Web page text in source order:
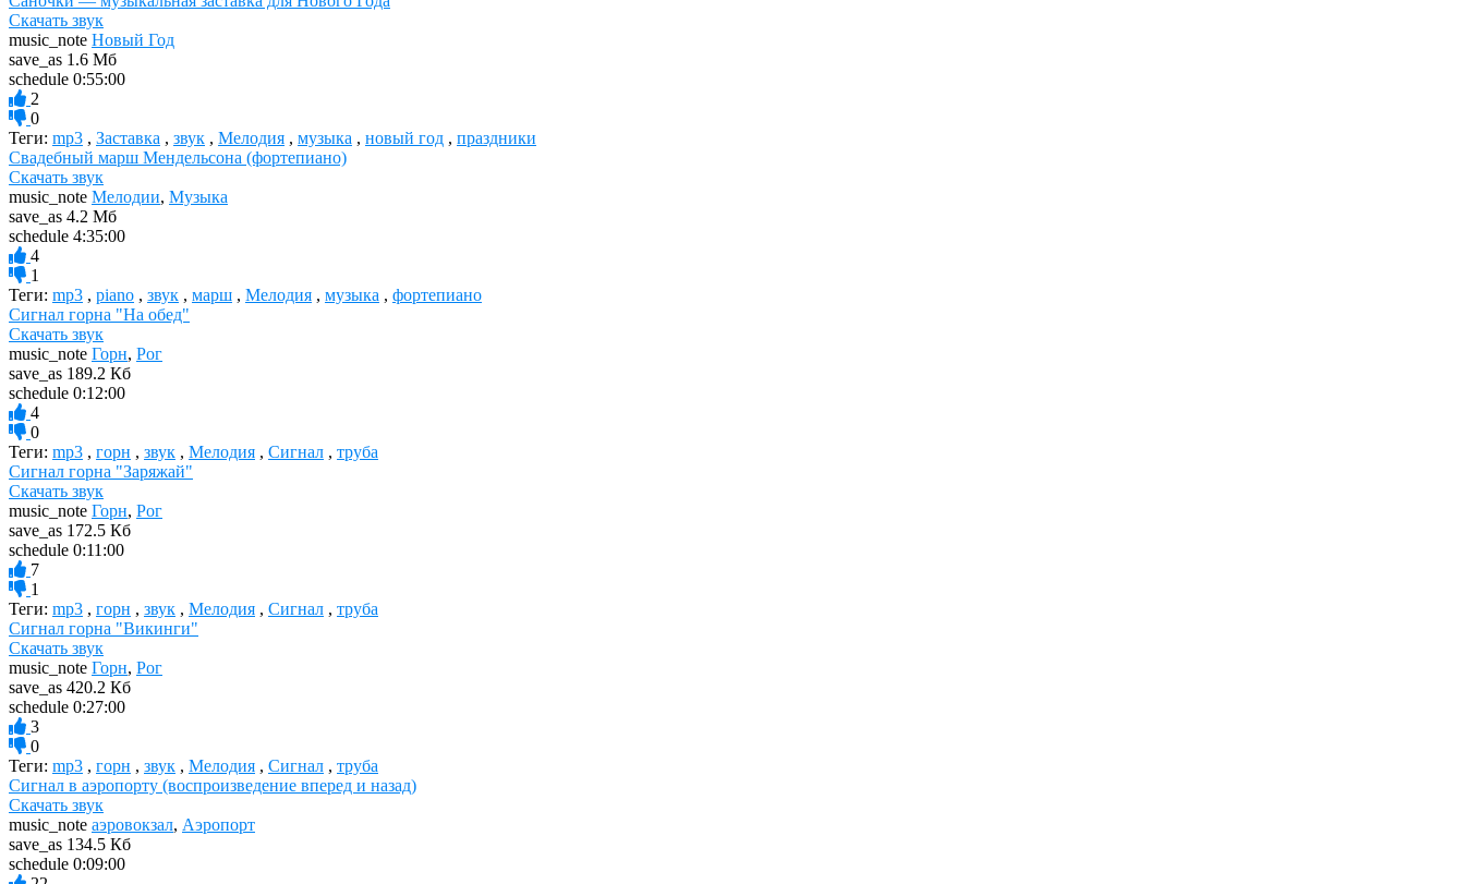
Скачать звук
music_note Новый Год
save_as 1.6 Мб
schedule 0:55:00
2
0
Теги: mp3 , Заставка , звук , Мелодия , музыка , новый год , праздники
Свадебный марш Мендельсона (фортепиано)
Скачать звук
music_note Мелодии, Музыка
save_as 4.2 Мб
schedule 4:35:00
4
1
Теги: mp3 , piano , звук , марш , Мелодия , музыка , фортепиано
Сигнал горна "На обед"
Скачать звук
music_note Горн, Рог
save_as 189.2 Кб
schedule 0:12:00
4
0
Теги: mp3 , горн , звук , Мелодия , Сигнал , труба
Сигнал горна "Заряжай"
Скачать звук
music_note Горн, Рог
save_as 172.5 Кб
schedule 0:11:00
7
1
Теги: mp3 , горн , звук , Мелодия , Сигнал , труба
Сигнал горна "Викинги"
Скачать звук
music_note Горн, Рог
save_as 420.2 Кб
schedule 0:27:00
3
0
Теги: mp3 , горн , звук , Мелодия , Сигнал , труба
Сигнал в аэропорту (воспроизведение вперед и назад)
Скачать звук
music_note аэровокзал, Аэропорт
save_as 134.5 Кб
schedule 0:09:00